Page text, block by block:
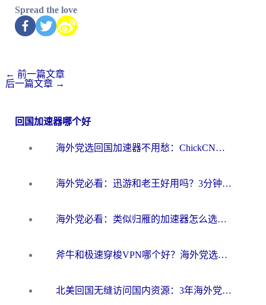
Spread the love
← 前一篇文章
后一篇文章 →
回国加速器哪个好
海外党选回国加速器不用愁：ChickCN和洞见哪个好？一篇搞定所有疑问
海外党必看：迅游和老王好用吗？3分钟选对加速国内网络的加速器
海外党必看：类似归雁的加速器怎么选？一篇搞定无缝访问国内资源
斧牛和极速穿梭VPN哪个好？海外党选回国加速器必看的真实对比与避坑指南
北美回国无缝访问国内资源：3年海外党亲测的加速器选择指南